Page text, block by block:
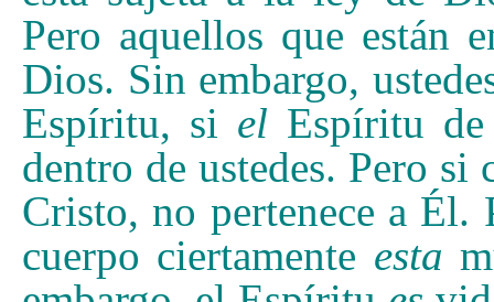
Pero aquellos que están
Dios. Sin embargo,
Espíritu, si el Espíritu
dentro de ustedes. Pero
Cristo, no pertenece a
cuerpo ciertamente esta